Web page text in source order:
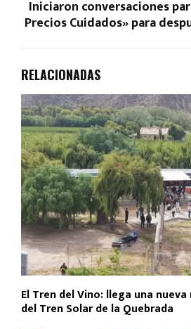
Iniciaron conversaciones
Precios Cuidados» para
RELACIONADAS
El Tren del Vino: llega una
del Tren Solar de la Quebrada